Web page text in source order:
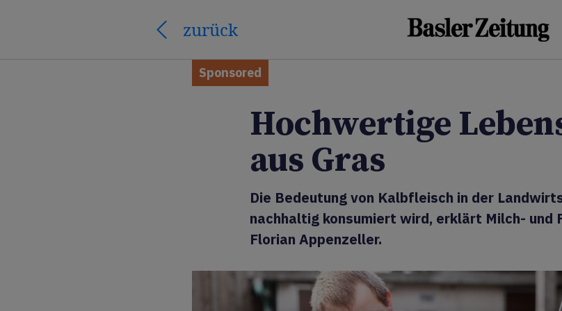
zurück
Sponsored
Hochwertige
aus Gras
Die Bedeutung von Kalbfleisch in der
nachhaltig konsumiert wird, erklärt Milch- und
Florian Appenzeller.